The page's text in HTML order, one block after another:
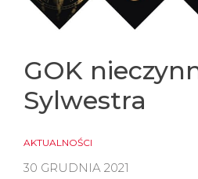
GOK
Sylwestra
AKTUALNOŚCI
30 GRUDNIA 2021